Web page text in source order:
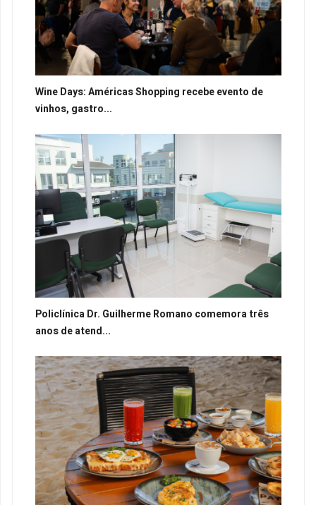
Wine Days: Américas Shopping recebe evento de
vinhos, gastro...
Policlínica Dr. Guilherme Romano comemora três
anos de atend...